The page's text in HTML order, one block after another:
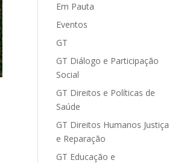
Em Pauta
Eventos
GT
GT Diálogo e Participação
Social
GT Direitos e Políticas de
Saúde
GT Direitos Humanos Justiça
e Reparação
GT Educação e